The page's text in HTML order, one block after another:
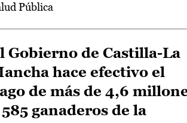
Pública
Gobierno de Castilla-La
hace efectivo el
de más de 4,6
585 ganaderos de la